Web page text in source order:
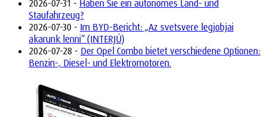
2026-07-31 - Haben Sie ein autonomes Land- und
Staufahrzeug?
2026-07-30 - Im BYD-Bericht: „Az svetsvere legjobjai
akarunk lenni“ (INTERJÚ)
2026-07-28 - Der Opel Combo bietet verschiedene Optionen:
Benzin-, Diesel- und Elektromotoren.